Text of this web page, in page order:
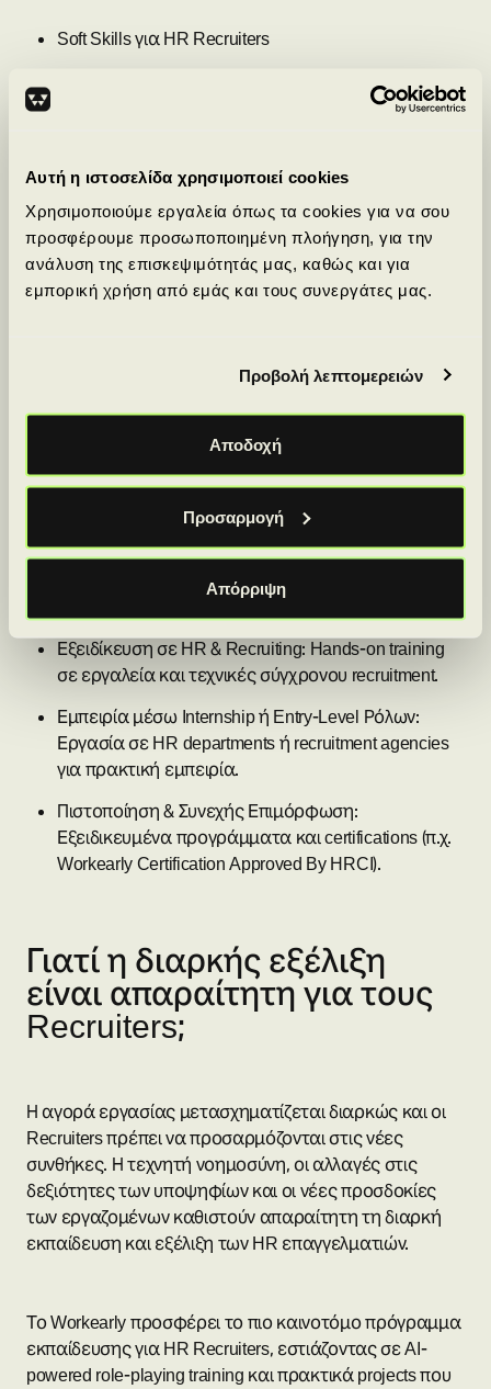
Αυτή η ιστοσελίδα χρησιμοποιεί cookies
Χρησιμοποιούμε εργαλεία όπως τα cookies για να σου
προσφέρουμε προσωποποιημένη πλοήγηση, για την
ανάλυση της επισκεψιμότητάς μας, καθώς και για
εμπορική χρήση από εμάς και τους συνεργάτες μας.
Προβολή λεπτομερειών
Αποδοχή
Προσαρμογή
Απόρριψη
Soft Skills για HR Recruiters
Critical Thinking & Problem Solving: Ικανότητα να
λαμβάνει data-driven αποφάσεις και να επιλύει hiring
Active Listening & Communication: Σαφής επικοινωνία
Negotiation & Persuasion: Ικανότητα να πείθει
υποψηφίους να επιλέξουν την εταιρεία.
Empathy & Emotional Intelligence: Κατανόηση των
αναγκών και των προσδοκιών των υποψηφίων.
Ποια είναι τα βήματα για να
γίνει κάποιος HR Recruiter;
Βασική εκπαίδευση: Δεν απαιτείται συγκεκριμένο
Διοίκηση Επιχειρήσεων ή Κοινωνικές Επιστήμες.
Εξειδίκευση σε HR & Recruiting: Hands-on training
σε εργαλεία και τεχνικές σύγχρονου recruitment.
Εμπειρία μέσω Internship ή Entry-Level Ρόλων:
Εργασία σε HR departments ή recruitment agencies
για πρακτική εμπειρία.
Πιστοποίηση & Συνεχής Επιμόρφωση:
Εξειδικευμένα προγράμματα και certifications (π.χ.
Workearly Certification Approved By HRCI).
Γιατί η διαρκής εξέλιξη
είναι απαραίτητη για τους
Recruiters;
Η αγορά εργασίας μετασχηματίζεται διαρκώς και οι
Recruiters πρέπει να προσαρμόζονται στις νέες
συνθήκες. Η τεχνητή νοημοσύνη, οι αλλαγές στις
δεξιότητες των υποψηφίων και οι νέες προσδοκίες
των εργαζομένων καθιστούν απαραίτητη τη διαρκή
εκπαίδευση και εξέλιξη των HR επαγγελματιών.
Το Workearly προσφέρει το πιο καινοτόμο πρόγραμμα
εκπαίδευσης για HR Recruiters, εστιάζοντας σε AI-
powered role-playing training και πρακτικά projects που